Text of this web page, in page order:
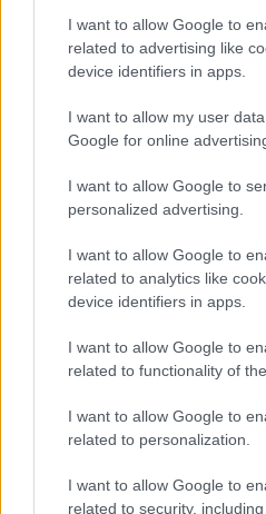
I want to allow Google to
related to advertising like
device identifiers in apps.
I want to allow my user
Google for online
I want to allow Google to
personalized advertising.
I want to allow Google to
related to analytics like
device identifiers in apps.
I want to allow Google to
related to functionality of
I want to allow Google to
related to personalization.
I want to allow Google to
related to security,